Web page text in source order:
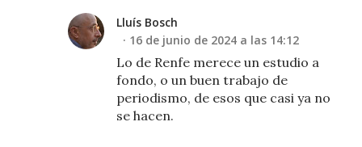
Lluís Bosch
16 de junio de 2024 a las 14:12
Lo de Renfe merece un estudio a
fondo, o un buen trabajo de
periodismo, de esos que casi ya no
se hacen.